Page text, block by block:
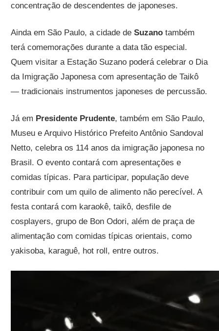
concentração de descendentes de japoneses.
Ainda em São Paulo, a cidade deSuzano também
terá comemorações durante a data tão especial.
Quem visitar a Estação Suzano poderá celebrar o Dia
da Imigração Japonesa com apresentação de Taikô
— tradicionais instrumentos japoneses de percussão.
Já em Presidente Prudente, também em São Paulo,
Museu e Arquivo Histórico Prefeito Antônio Sandoval
Netto, celebra os 114 anos da imigração japonesa no
Brasil. O evento contará com apresentações e
comidas típicas. Para participar, população deve
contribuir com um quilo de alimento não perecível. A
festa contará com karaokê, taikô, desfile de
cosplayers, grupo de Bon Odori, além de praça de
alimentação com comidas típicas orientais, como
yakisoba, karaguê, hot roll, entre outros.